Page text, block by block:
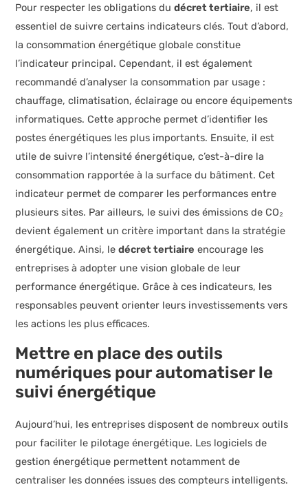
Pour respecter les obligations dudécret tertiaire, il est
essentiel de suivre certains indicateurs clés. Tout d’abord,
la consommation énergétique globale constitue
l’indicateur principal. Cependant, il est également
recommandé d’analyser la consommation par usage :
chauffage, climatisation, éclairage ou encore équipements
informatiques. Cette approche permet d’identifier les
postes énergétiques les plus importants. Ensuite, il est
utile de suivre l’intensité énergétique, c’est-à-dire la
consommation rapportée à la surface du bâtiment. Cet
indicateur permet de comparer les performances entre
plusieurs sites. Par ailleurs, le suivi des émissions de CO₂
devient également un critère important dans la stratégie
énergétique. Ainsi, ledécret tertiaire encourage les
entreprises à adopter une vision globale de leur
performance énergétique. Grâce à ces indicateurs, les
responsables peuvent orienter leurs investissements vers
les actions les plus efficaces.
Mettre en place des outils
numériques pour automatiser le
suivi énergétique
Aujourd’hui, les entreprises disposent de nombreux outils
pour faciliter le pilotage énergétique. Les logiciels de
gestion énergétique permettent notamment de
centraliser les données issues des compteurs intelligents.